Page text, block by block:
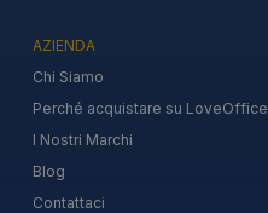
AZIENDA
Chi Siamo
Perché acquistare su LoveOffice
I Nostri Marchi
Blog
Contattaci